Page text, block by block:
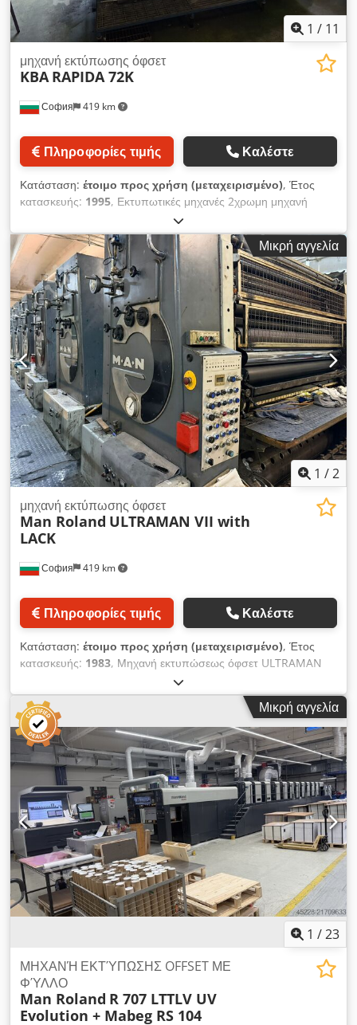
1 / 11
София 419 km
μηχανή εκτύπωσης όφσετ
KBA RAPIDA 72K
Πληροφορίες τιμής Καλέστε
Κατάσταση: έτοιμο προς χρήση (μεταχειρισμένο), Έτος
κατασκευής: 1995, Εκτυπωτικές μηχανές 2χρωμη μηχανή
όφσετ KBA Rapida 72K Έτος κατασκευής: 1994 Αριθμός
σειράς: 65802317 Έτος: 1995 Τμήματα εκτύπωσης: 2 Μέγιστο
μέγεθος χαρτιού: 520 x 720 mm Ελάχιστο μέγεθος χαρτιού:
210 x 297 mm Ταχύτητα εκτύπωσης: 17.000 φύλλα/ώρα
Διαστάσεις πινακίδας: 557 x 720 mm Διαστάσεις ελαστικού:
585 x 730 mm Djdeyx Iyvjpfx Aaiekr Μετρητής: 32
εκατομμύρια Τρέχουσα κατάσταση: Σε παραγωγή
Μικρή αγγελία
1 /2
София 419 km
μηχανή εκτύπωσης όφσετ
Man Roland ULTRAMAN VII with
LACK
Πληροφορίες τιμής Καλέστε
Κατάσταση: έτοιμο προς χρήση (μεταχειρισμένο), Έτος
κατασκευής: 1983, Μηχανή εκτυπώσεως όφσετ ULTRAMAN
VII AGS/1983 Μέγιστο μέγεθος φύλλου: 1120x1600 mm
Ελάχιστο μέγεθος φύλλου: 600x800 mm Dkedpfxey U Ufds
Aaier Εκτύπωση σε 5 χρωματικές ομάδες + 1 ομάδα
διασποράς βερνικιού IR ξήρανση ενυδάτωση με αλκοόλη και
ψύξη Συστήματα ταχείας σύσφιξης πλακών Η μηχανή βρίσκεται
σε πολύ καλή λειτουργική κατάσταση.
Μικρή αγγελία
1 /23
ΜΗΧΑΝΉ ΕΚΤΎΠΩΣΗΣ OFFSET ΜΕ
ΦΎΛΛΟ
Man Roland R 707 LTTLV UV
Evolution + Mabeg RS 104